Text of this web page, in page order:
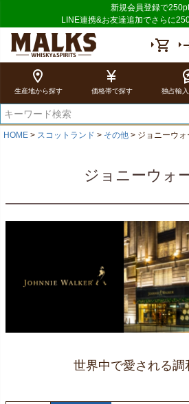
新規会員登録で250pt
LINE連携&お友達追加でさらに
shopping_cart
location_on
生産地から探す
currency_yen
価格帯で探す 独占輸
HOME スコットランド その他 ジョニーウォ
ジョニーウォ
世界中で愛される調